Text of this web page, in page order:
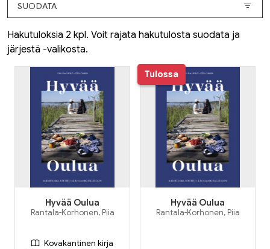
SUODATA
Hakutuloksia 2 kpl. Voit rajata hakutulosta suodata ja
järjestä -valikosta.
Hyvää Oulua
Rantala-Korhonen, Piia
Kovakantinen kirja
Tulossa
Hyvää Oulua
Rantala-Korhonen, Piia